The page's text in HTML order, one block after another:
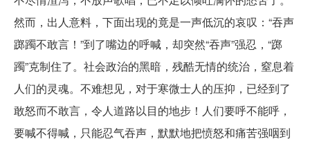
然而，出人意料，下面出现的竟是一声低沉的哀叹：“吞声
踯躅不敢言！”到了嘴边的呼喊，却突然“吞声”强忍，“踯
躅”克制住了。社会政治的黑暗，残酷无情的统治，窒息着
人们的灵魂。不难想见，对于寒微士人的压抑，已经到了
敢怒而不敢言，令人道路以目的地步！人们要呼不能呼，
要喊不得喊，只能忍气吞声，默默地把愤怒和痛苦强咽到